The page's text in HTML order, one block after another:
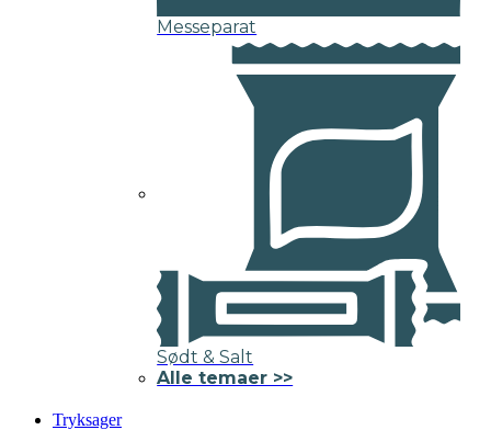
Messeparat
Sødt & Salt
Alle temaer >>
Tryksager